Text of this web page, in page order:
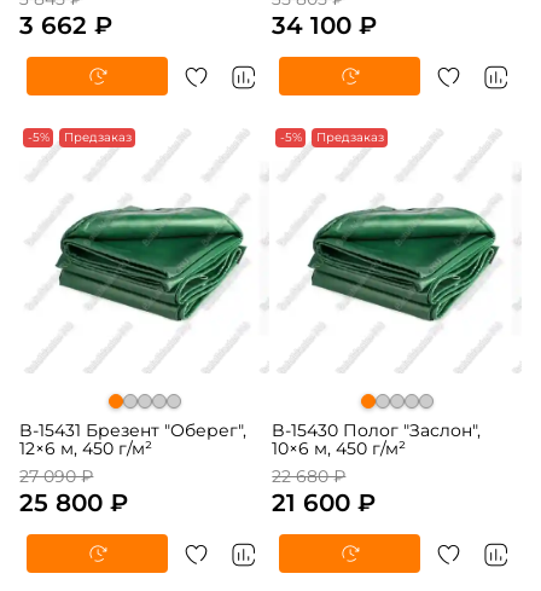
3 662 ₽ 34 100 ₽
-5% Предзаказ
B-15431 Брезент "Оберег",
12×6 м, 450 г/м²
27 090 ₽
25 800 ₽
-5% Предзаказ
B-15430 Полог "Заслон",
10×6 м, 450 г/м²
22 680 ₽
21 600 ₽